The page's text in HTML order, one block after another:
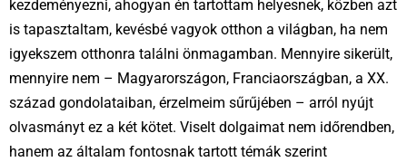
kezdeményezni, ahogyan én tartottam helyesnek, közben azt
is tapasztaltam, kevésbé vagyok otthon a világban, ha nem
igyekszem otthonra találni önmagamban. Mennyire sikerült,
mennyire nem – Magyarországon, Franciaországban, a XX.
század gondolataiban, érzelmeim sűrűjében – arról nyújt
olvasmányt ez a két kötet. Viselt dolgaimat nem időrendben,
hanem az általam fontosnak tartott témák szerint